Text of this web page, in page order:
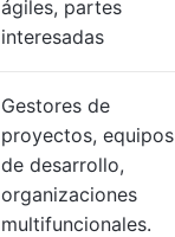
ágiles, partes
interesadas
Gestores de
proyectos, equipos
de desarrollo,
organizaciones
multifuncionales.